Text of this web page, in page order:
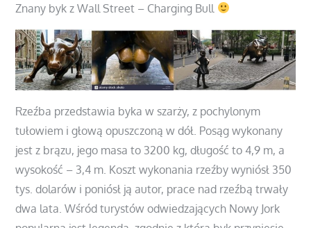
Znany byk z Wall Street – Charging Bull
Rzeźba przedstawia byka w szarży, z pochylonym
tułowiem i głową opuszczoną w dół. Posąg wykonany
jest z brązu, jego masa to 3200 kg, długość to 4,9 m, a
wysokość – 3,4 m. Koszt wykonania rzeźby wyniósł 350
tys. dolarów i poniósł ją autor, prace nad rzeźbą trwały
dwa lata. Wśród turystów odwiedzających Nowy Jork